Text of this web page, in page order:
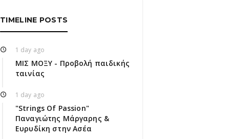
TIMELINE POSTS
1 day ago
ΜΙΣ ΜΟΞΥ - Προβολή παιδικής
ταινίας
1 day ago
"Strings Of Passion"
Παναγιώτης Μάργαρης &
Ευρυδίκη στην Ασέα